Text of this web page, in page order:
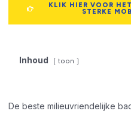
KLIK HIER VOOR
STERKE
Inhoud toon
De beste milieuvriendelijke